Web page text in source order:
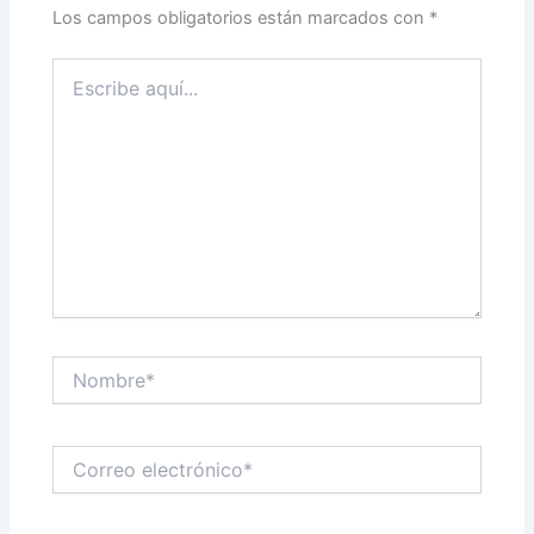
Los campos obligatorios están marcados con *
aquí...
electrónico*